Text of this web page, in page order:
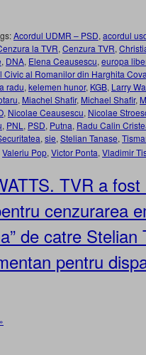
Acordul UDMR – PSD, acordul
la TVR, Cenzura TVR,
, DNA, Elena Ceausescu, europa
Civic al Romanilor din Harghita
radu, kelemen hunor, KGB, Larry
, Miachel Shafir, Michael Shafir,
, Nicolae Ceausescu, Nicolae
, PNL , PSD, Putna, Radu Calin
, sie, Stelian Tanase,
Valeriu Pop, Victor Ponta, Vladimir
TVR a
cenzurarea
de catre
pentru